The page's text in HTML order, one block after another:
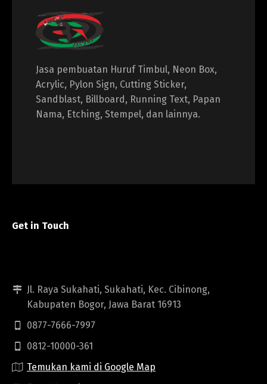
Jasa pembuatan Huruf Timbul, Neon Box,
Acrylic, Pylon Sign, Cutting Sticker,
Sandblast, Billboard, Running Text, Papan
Nama, Etching, Stempel, dan lainnya.
Get in Touch
Jl. Raya Sukahati, Sukahati, Kec. Cibinong,
Kabupaten Bogor, Jawa Barat 16913
0877-7666-7997
0812-10000-361
Temukan kami di Google Map